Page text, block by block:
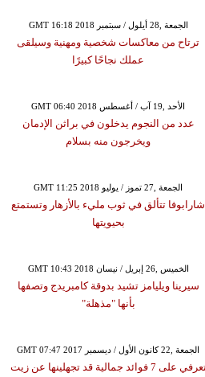
GMT 16:18 2018 الجمعة ,28 أيلول / سبتمبر
ترتاح من معاكسات شخصية ومهنية وسيلقى
عملك نجاحًا كبيرًا
GMT 06:40 2018 الأحد ,19 آب / أغسطس
عدد من النجوم يدخلون في براثن الإدمان
ويخرجون منه بسلام
GMT 11:25 2018 الجمعة ,27 تموز / يوليو
شارابوفا تتألق في ثوب مليء بالأزهار وتستمتع
بحيويتها
GMT 10:43 2018 الخميس ,26 إبريل / نيسان
سيرينا ويليامز تشيد بدوقة كامبريدج وتصفها
بأنها "مذهلة"
GMT 07:47 2017 الجمعة ,22 كانون الأول / ديسمبر
تعرفي على 7 فوائد جمالية قد تجهلينها عن زيت